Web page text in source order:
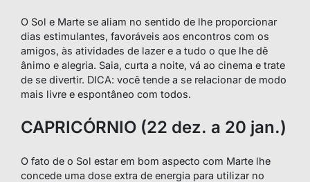
O Sol e Marte se aliam no sentido de lhe proporcionar
dias estimulantes, favoráveis aos encontros com os
amigos, às atividades de lazer e a tudo o que lhe dê
ânimo e alegria. Saia, curta a noite, vá ao cinema e trate
de se divertir. DICA: você tende a se relacionar de modo
mais livre e espontâneo com todos.
CAPRICÓRNIO (22 dez. a 20 jan.)
O fato de o Sol estar em bom aspecto com Marte lhe
concede uma dose extra de energia para utilizar no